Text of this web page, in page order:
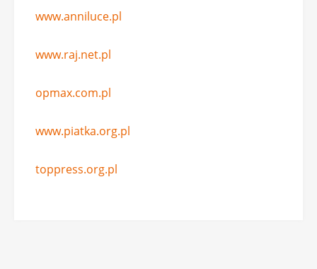
www.anniluce.pl
www.raj.net.pl
opmax.com.pl
www.piatka.org.pl
toppress.org.pl